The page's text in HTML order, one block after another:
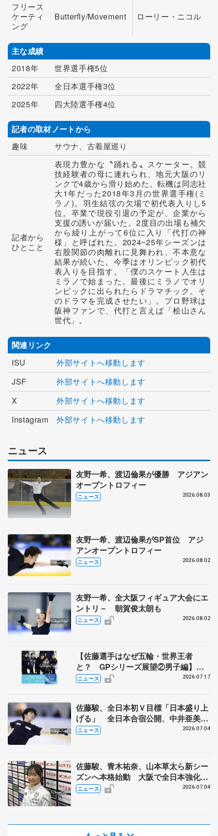
フリース
ケーティ
ング
Butterfly/Movement ローリー・ニコル
主な成績
2018年
世界選手権5位
2022年
全日本選手権3位
2025年
四大陸選手権4位
記者の取材ノートから
趣味
サウナ、古着屋巡り
記者から
ひとこと
表現力豊かな〝踊れる〟スケーター。競
技経験者の母に連れられ、地元大阪のリ
ンクで4歳から滑り始めた。転機は同志社
大1年だった2018年3月の世界選手権(ミ
ラノ)。羽生結弦の欠場で初代表入りし5
位。卒業で現役引退の予定が、企業から
支援の誘いが届いた。2度目の出場も補欠
から繰り上がって6位に入り「代打の神
様」と呼ばれた。2024~25年シーズンは
右股関節の肉離れに見舞われ、不本意な
結果が続いた。今季はオリンピック初代
表入りを目指す。「僕のスケート人生は
ミラノで始まった。最後にミラノでオリ
ンピックに出られたらドラマチック。そ
のドラマを完成させたい」。プロ野球は
阪神ファンで、代打と言えば「桧山さん
世代」。
関連リンク
ISU
外部サイトへ移動します
JSF
外部サイトへ移動します
X
外部サイトへ移動します
Instagram
外部サイトへ移動します
ニュース
友野一希、渡辺倫果が優勝 アジアン
オープントロフィー
ニュース 2026.08.03
友野一希、渡辺倫果がSP首位 アジ
アンオープントロフィー
ニュース 2026.08.02
友野一希、全大阪フィギュア大会にエ
ントリ－ 朝賀俊太朗も
ニュース 2026.08.02
【佐藤選手はなぜ五輪・世界王者
と？ GPシリーズ展望②男子編】
ポッドキャスト#73を配信
ニュース 2026.07.17
佐藤駿、全日本初Ｖ目標「日本盛り上
げる」 全日本合宿公開、中井亜美
「表現の幅広げる」 元世界王者のフ
ニュース 2026.07.04
佐藤駿、青木祐奈、山本草太ら新シー
ズンへ本格始動 大阪で全日本強化合
宿 シニアデビューの島田麻央らも
ニュース 2026.07.04